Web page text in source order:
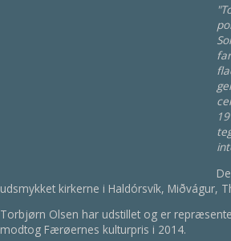
udsmykket kirkerne i Haldórsvík, Miðvágur,
Torbjørn Olsen har udstillet og er
modtog Færøernes kulturpris i 2014.